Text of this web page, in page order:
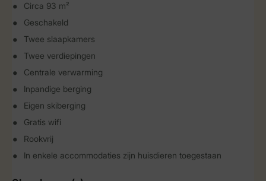
Circa 93 m²
Geschakeld
Twee slaapkamers
Twee verdiepingen
Centrale verwarming
Inpandige berging
Eigen skiberging
Gratis wifi
Rookvrij
In enkele accommodaties zijn huisdieren toegestaan